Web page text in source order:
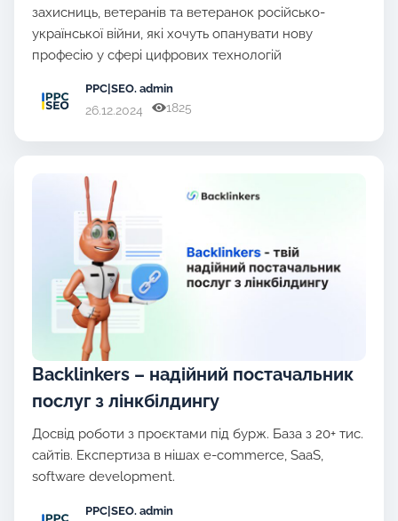
захисниць, ветеранів та ветеранок російсько-
української війни​,​ які хочуть опанувати нову
професію у сфері цифрових технологій
PPC|SEO. admin
26.12.2024 1825
Backlinkers – надійний постачальник
послуг з лінкбілдингу
Досвід роботи з проєктами під бурж. База з 20+ тис.
сайтів. Експертиза в нішах e-commerce, SaaS,
software development.
PPC|SEO. admin